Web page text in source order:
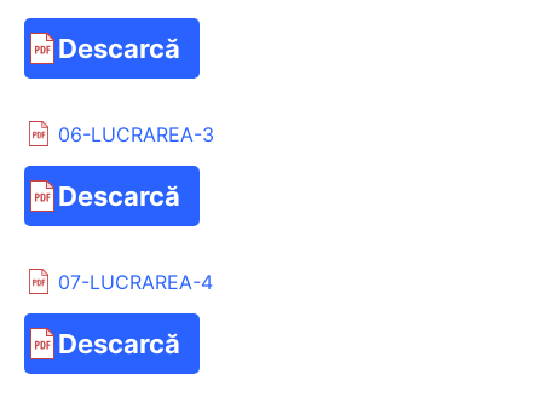
Descarcă
06-LUCRAREA-3
Descarcă
07-LUCRAREA-4
Descarcă